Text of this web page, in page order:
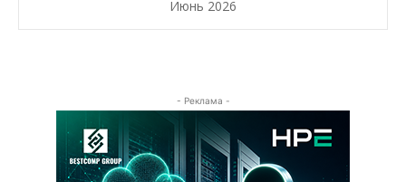
Июнь 2026
- Реклама -